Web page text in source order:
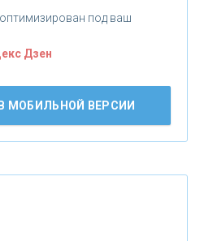
БАНК»
впервые за 19 лет -
под ваш
Дзен
МОБИЛЬНОЙ ВЕРСИИ